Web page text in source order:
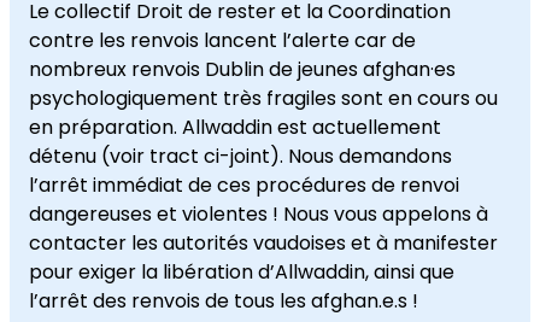
Le collectif Droit de rester et la Coordination
contre les renvois lancent l’alerte car de
nombreux renvois Dublin de jeunes afghan·es
psychologiquement très fragiles sont en cours ou
en préparation. Allwaddin est actuellement
détenu (voir tract ci-joint). Nous demandons
l’arrêt immédiat de ces procédures de renvoi
dangereuses et violentes ! Nous vous appelons à
contacter les autorités vaudoises et à manifester
pour exiger la libération d’Allwaddin, ainsi que
l’arrêt des renvois de tous les afghan.e.s !